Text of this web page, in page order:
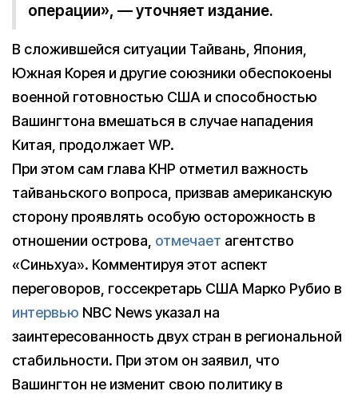
операции», — уточняет издание.
В сложившейся ситуации Тайвань, Япония,
Южная Корея и другие союзники обеспокоены
военной готовностью США и способностью
Вашингтона вмешаться в случае нападения
Китая, продолжает WP.
При этом сам глава КНР отметил важность
тайваньского вопроса, призвав американскую
сторону проявлять особую осторожность в
отношении острова, отмечает агентство
«Синьхуа». Комментируя этот аспект
переговоров, госсекретарь США Марко Рубио в
интервью NBC News указал на
заинтересованность двух стран в региональной
стабильности. При этом он заявил, что
Вашингтон не изменит свою политику в